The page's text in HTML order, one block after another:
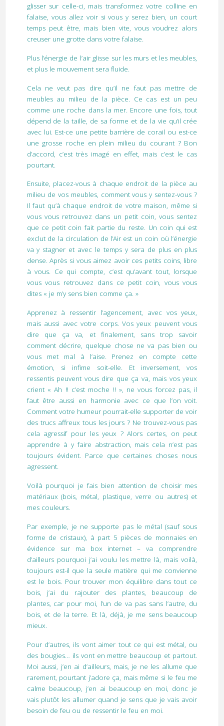
glisser sur celle-ci, mais transformez votre colline en
falaise, vous allez voir si vous y serez bien, un court
temps peut être, mais bien vite, vous voudrez alors
creuser une grotte dans votre falaise.
Plus l’énergie de l’air glisse sur les murs et les meubles,
et plus le mouvement sera fluide.
Cela ne veut pas dire qu’il ne faut pas mettre de
meubles au milieu de la pièce. Ce cas est un peu
comme une roche dans la mer. Encore une fois, tout
dépend de la taille, de sa forme et de la vie qu’il crée
avec lui. Est-ce une petite barrière de corail ou est-ce
une grosse roche en plein milieu du courant ? Bon
d’accord, c’est très imagé en effet, mais c’est le cas
pourtant.
Ensuite, placez-vous à chaque endroit de la pièce au
milieu de vos meubles, comment vous y sentez-vous ?
Il faut qu’à chaque endroit de votre maison, même si
vous vous retrouvez dans un petit coin, vous sentez
que ce petit coin fait partie du reste. Un coin qui est
exclut de la circulation de l’Air est un coin où l’énergie
va y stagner et avec le temps y sera de plus en plus
dense. Après si vous aimez avoir ces petits coins, libre
à vous. Ce qui compte, c’est qu’avant tout, lorsque
vous vous retrouvez dans ce petit coin, vous vous
dites « je m’y sens bien comme ça. »
Apprenez à ressentir l’agencement, avec vos yeux,
mais aussi avec votre corps. Vos yeux peuvent vous
dire que ça va, et finalement, sans trop savoir
comment décrire, quelque chose ne va pas bien ou
vous met mal à l’aise. Prenez en compte cette
émotion, si infime soit-elle. Et inversement, vos
ressentis peuvent vous dire que ça va, mais vos yeux
crient « Ah !! c’est moche !! », ne vous forcez pas, il
faut être aussi en harmonie avec ce que l’on voit.
Comment votre humeur pourrait-elle supporter de voir
des trucs affreux tous les jours ? Ne trouvez-vous pas
cela agressif pour les yeux ? Alors certes, on peut
apprendre à y faire abstraction, mais cela n’est pas
toujours évident. Parce que certaines choses nous
agressent.
Voilà pourquoi je fais bien attention de choisir mes
matériaux (bois, métal, plastique, verre ou autres) et
mes couleurs.
Par exemple, je ne supporte pas le métal (sauf sous
forme de cristaux), à part 5 pièces de monnaies en
évidence sur ma box internet – va comprendre
d’ailleurs pourquoi j’ai voulu les mettre là, mais voilà,
toujours est-il que la seule matière qui me convienne
est le bois. Pour trouver mon équilibre dans tout ce
bois, j’ai du rajouter des plantes, beaucoup de
plantes, car pour moi, l’un de va pas sans l’autre, du
bois, et de la terre. Et là, déjà, je me sens beaucoup
mieux.
Pour d’autres, ils vont aimer tout ce qui est métal, ou
des bougies… ils vont en mettre beaucoup et partout.
Moi aussi, j’en ai d’ailleurs, mais, je ne les allume que
rarement, pourtant j’adore ça, mais même si le feu me
calme beaucoup, j’en ai beaucoup en moi, donc je
vais plutôt les allumer quand je sens que je vais avoir
besoin de feu ou de ressentir le feu en moi.